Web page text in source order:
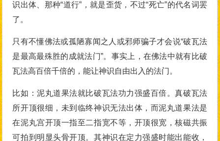
识出体、那种“道行”，就是歪货，不过“死亡”的代名词罢
了。
只有不懂佛法或孤陋寡闻之人或邪师骗子才会说“破瓦法
是最高最殊胜的成就法门”。事实上，在佛法中就有比破
瓦法高百倍千倍的，能让神识自由出入的法门。
比如：泥丸道果法就比破瓦法功力强盛百倍。真破瓦法
所开顶很细，未到临终神识无法出体，而泥丸道果法是
在泥丸宫开顶一指至二指宽不等，开顶很宽，核磁共振
可拍到明显头骨开顶。其神识在定力强盛时能出能收，